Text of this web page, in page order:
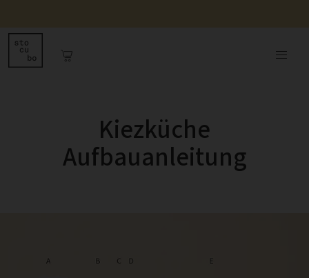
Kiezküche
Aufbauanleitung